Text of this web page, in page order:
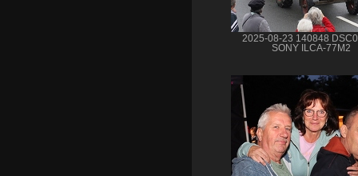
2025-08-23 140848
SONY ILCA-77M2